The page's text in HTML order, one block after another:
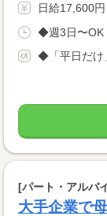
日給17,600円
◆週3日〜OK
◆「平日だけ
[パート・アルバ
大手企業で